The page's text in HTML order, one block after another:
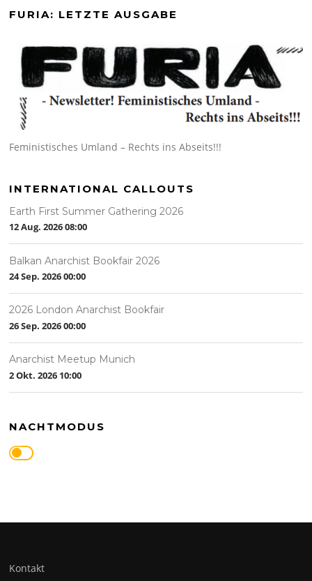
FURIA: LETZTE AUSGABE
Feministisches Umland – Rechts ins Abseits!!!
INTERNATIONAL CALLOUTS
Earth First Summer Gathering 2026
12 Aug. 202608:00
Balkan Anarchist Bookfair 2026
24 Sep. 202600:00
2026 London Anarchist Bookfair
26 Sep. 202600:00
Anarchist Meetup Munich
2 Okt. 2026 10:00
NACHTMODUS
Kontakt